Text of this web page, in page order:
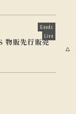
Goods
Live
物販先行販売